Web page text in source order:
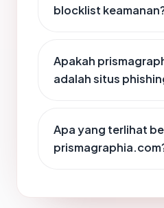
blocklist
Apakah
adalah situs
Apa yang terlihat